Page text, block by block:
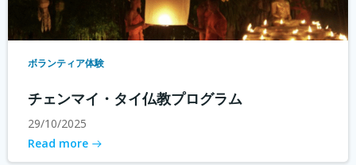
ボランティア体験
チェンマイ・タイ仏教プログラム
29/10/2025
Read more